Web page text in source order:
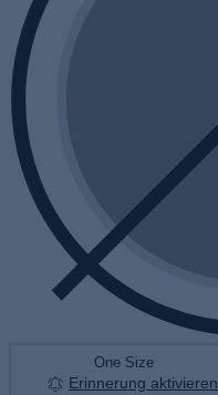
One Size
Erinnerung aktivieren